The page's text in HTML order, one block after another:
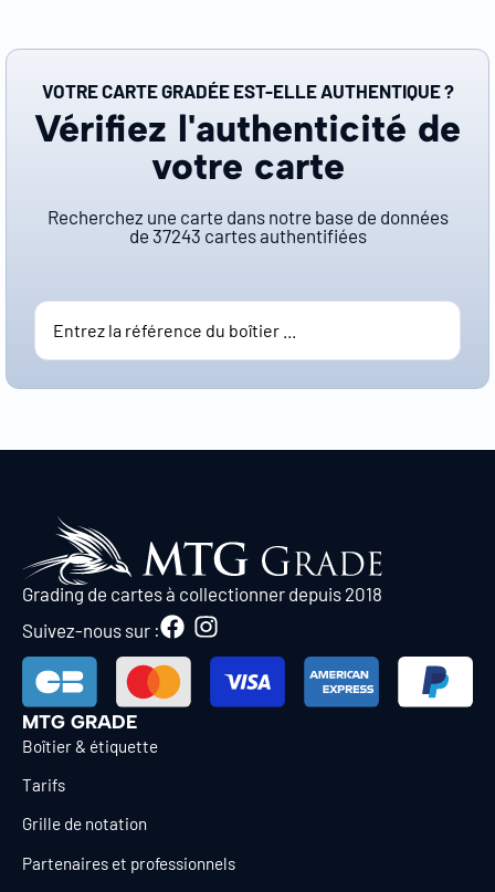
VOTRE CARTE GRADÉE EST-ELLE AUTHENTIQUE ?
Vérifiez l'authenticité de
votre carte
Recherchez une carte dans notre base de données
de 37243 cartes authentifiées
Grading de cartes à collectionner depuis 2018
Suivez-nous sur :
MTG GRADE
Boîtier & étiquette
Tarifs
Grille de notation
Partenaires et professionnels